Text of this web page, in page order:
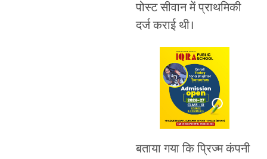
पोस्ट सीवान में प्राथमिकी
दर्ज कराई थी।
बताया गया कि प्रिज्म कंपनी